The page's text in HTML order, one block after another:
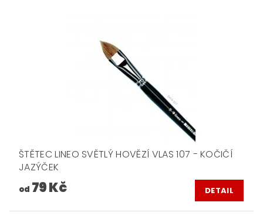
ŠTĚTEC LINEO SVĚTLÝ HOVĚZÍ VLAS 107 - KOČIČÍ
JAZÝČEK
od 79 Kč DETAIL